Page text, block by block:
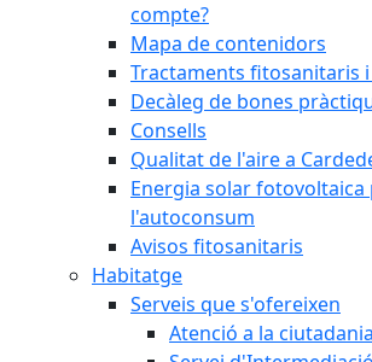
compte?
Mapa de contenidors
Tractaments fitosanitaris
Decàleg de bones
Consells
Qualitat de l'aire a
Energia solar fotovoltaica
l'autoconsum
Avisos fitosanitaris
Habitatge
Serveis que s'ofereixen
Atenció a la ciutadania